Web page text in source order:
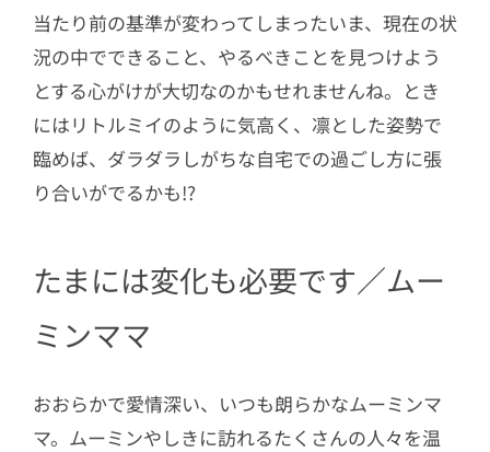
当たり前の基準が変わってしまったいま、現在の状
況の中でできること、やるべきことを見つけよう
とする心がけが大切なのかもせれませんね。とき
にはリトルミイのように気高く、凛とした姿勢で
臨めば、ダラダラしがちな自宅での過ごし方に張
り合いがでるかも!?
たまには変化も必要です／ムー
ミンママ
おおらかで愛情深い、いつも朗らかなムーミンマ
マ。ムーミンやしきに訪れるたくさんの人々を温